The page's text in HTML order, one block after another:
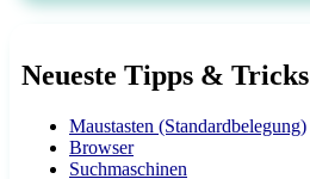
Neueste Tipps & Tricks
Maustasten (Standardbelegung)
Browser
Suchmaschinen